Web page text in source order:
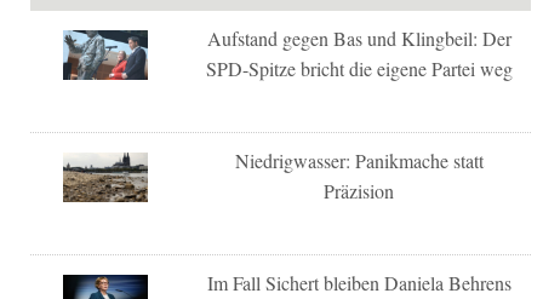
Aufstand gegen Bas und Klingbeil: Der
SPD-Spitze bricht die eigene Partei weg
Niedrigwasser: Panikmache statt
Präzision
Im Fall Sichert bleiben Daniela Behrens